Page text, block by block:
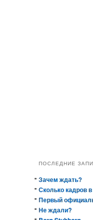
ПОСЛЕДНИЕ
Зачем ждать?
Сколько кадров
Первый
Не ждали?